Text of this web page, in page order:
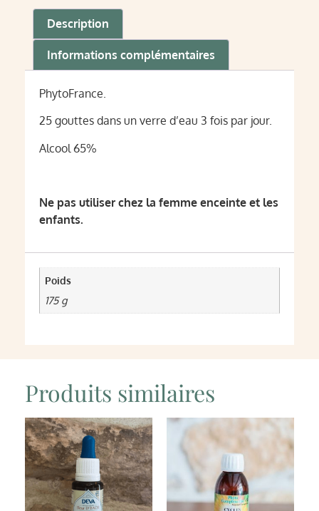
Description
Informations complémentaires
PhytoFrance.
25 gouttes dans un verre d’eau 3 fois par jour.
Alcool 65%
Ne pas utiliser chez la femme enceinte et les
enfants.
Poids
175 g
Produits similaires